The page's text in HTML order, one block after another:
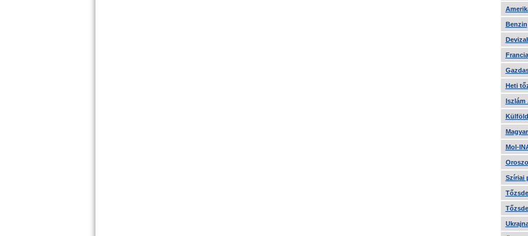
Benzin
Heti
Iszlám
Mol-
Szíriai